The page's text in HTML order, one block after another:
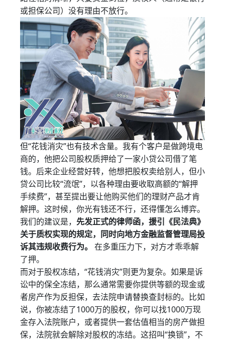
或担保公司）没有理由不放行。
但“花钱消灾”也有技术含量。我有个客户是做跨境电
商的，他把公司股权质押给了一家小贷公司借了笔
钱。后来企业经营好转，他想把股权卖给别人，但小
贷公司比较“流氓”，以各种理由要收取高额的“解押
手续费”，甚至提出要让他购买他们的理财产品才肯
解押。这时候，你光有钱还不行，还得懂怎么博弈。
我们的建议是， 先发正式的律师函，援引《民法典》
关于质权实现的规定，同时向地方金融监督管理局投
诉其违规收费行为。 在多重压力下，对方才乖乖解
了押。
而对于股权冻结，“花钱消灾”则更为复杂。如果是诉
讼中的保全冻结，那么通常需要你提供等额的现金或
者房产作为反担保，去法院申请替换查封标的。比如
说，你被冻结了1000万的股权，你可以找1000万现
金存入法院账户，或者提供一套估值相当的房产做担
保，法院就会解除对股权的冻结。这招叫“换锁”，不